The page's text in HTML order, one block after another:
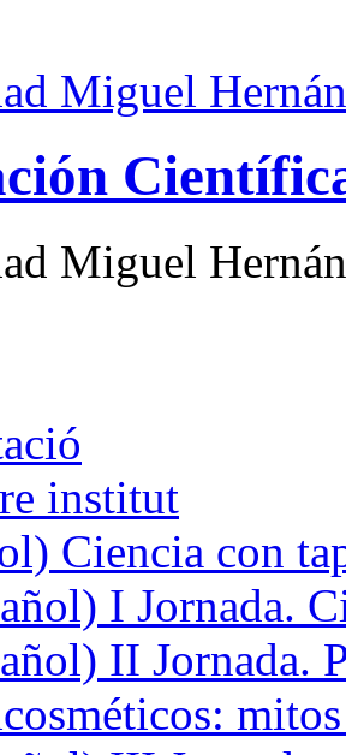
Miguel
Miguel
institut
Ciencia con
I Jornada.
II Jornada.